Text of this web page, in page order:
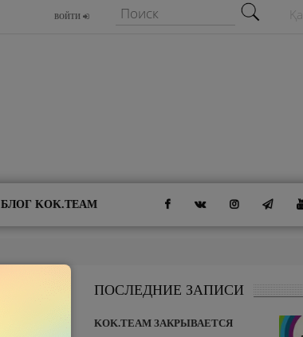
ВОЙТИ
Форма поиска
Поиск
БЛОГ KOK.TEAM
ПОСЛЕДНИЕ ЗАПИСИ
KOK.TEAM ЗАКРЫВАЕТСЯ